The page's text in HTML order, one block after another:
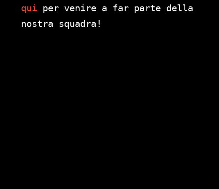
qui per venire a far parte della
nostra squadra!